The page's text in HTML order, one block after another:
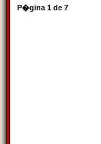
P�gina 1 de 7